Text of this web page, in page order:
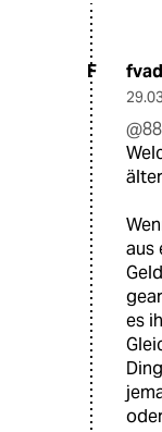
F
aus
es